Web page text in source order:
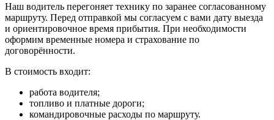
Наш водитель перегоняет технику по заранее согласованному
маршруту. Перед отправкой мы согласуем с вами дату выезда
и ориентировочное время прибытия. При необходимости
оформим временные номера и страхование по
договорённости.
В стоимость входит:
работа водителя;
топливо и платные дороги;
командировочные расходы по маршруту.